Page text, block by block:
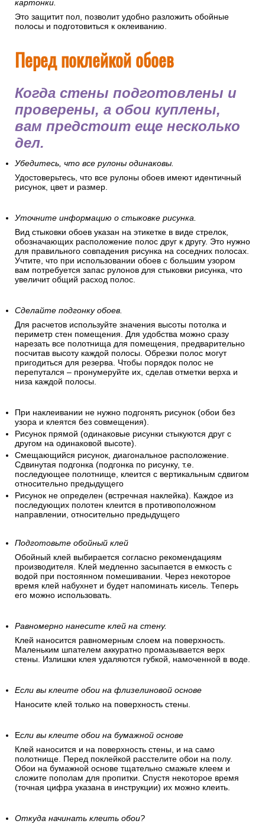
картонки.
Это защитит пол, позволит удобно разложить обойные
полосы и подготовиться к оклеиванию.
Перед поклейкой обоев
Когда стены подготовлены и
проверены, а обои куплены,
вам предстоит еще несколько
дел.
Убедитесь, что все рулоны одинаковы.
Удостоверьтесь, что все рулоны обоев имеют идентичный
рисунок, цвет и размер.
Уточните информацию о стыковке рисунка.
Вид стыковки обоев указан на этикетке в виде стрелок,
обозначающих расположение полос друг к другу. Это нужно
для правильного совпадения рисунка на соседних полосах.
Учтите, что при использовании обоев с большим узором
вам потребуется запас рулонов для стыковки рисунка, что
увеличит общий расход полос.
Сделайте подгонку обоев.
Для расчетов используйте значения высоты потолка и
периметр стен помещения. Для удобства можно сразу
нарезать все полотнища для помещения, предварительно
посчитав высоту каждой полосы. Обрезки полос могут
пригодиться для резерва. Чтобы порядок полос не
перепутался – пронумеруйте их, сделав отметки верха и
низа каждой полосы.
При наклеивании не нужно подгонять рисунок (обои без
узора и клеятся без совмещения).
Рисунок прямой (одинаковые рисунки стыкуются друг с
другом на одинаковой высоте).
Смещающийся рисунок, диагональное расположение.
Сдвинутая подгонка (подгонка по рисунку, т.е.
последующее полотнище, клеится с вертикальным сдвигом
относительно предыдущего
Рисунок не определен (встречная наклейка). Каждое из
последующих полотен клеится в противоположном
направлении, относительно предыдущего
Подготовьте обойный клей
Обойный клей выбирается согласно рекомендациям
производителя. Клей медленно засыпается в емкость с
водой при постоянном помешивании. Через некоторое
время клей набухнет и будет напоминать кисель. Теперь
его можно использовать.
Равномерно нанесите клей на стену.
Клей наносится равномерным слоем на поверхность.
Маленьким шпателем аккуратно промазывается верх
стены. Излишки клея удаляются губкой, намоченной в воде.
Если вы клеите обои на флизелиновой основе
Наносите клей только на поверхность стены.
Если вы клеите обои на бумажной основе
Клей наносится и на поверхность стены, и на само
полотнище. Перед поклейкой расстелите обои на полу.
Обои на бумажной основе тщательно смажьте клеем и
сложите пополам для пропитки. Спустя некоторое время
(точная цифра указана в инструкции) их можно клеить.
Откуда начинать клеить обои?